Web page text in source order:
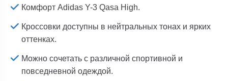
Комфорт Adidas Y-3 Qasa High.
Кроссовки доступны в нейтральных тонах и ярких
оттенках.
Можно сочетать с различной спортивной и
повседневной одеждой.